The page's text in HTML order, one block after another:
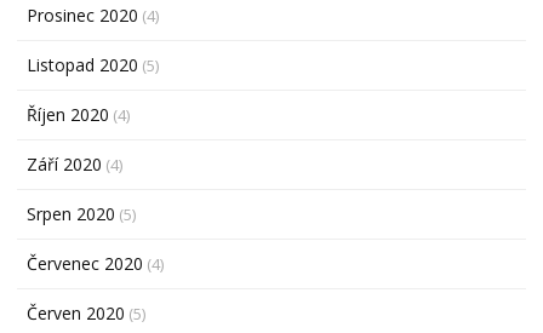
Prosinec 2020 (4)
Listopad 2020 (5)
Říjen 2020 (4)
Září 2020 (4)
Srpen 2020 (5)
Červenec 2020 (4)
Červen 2020 (5)